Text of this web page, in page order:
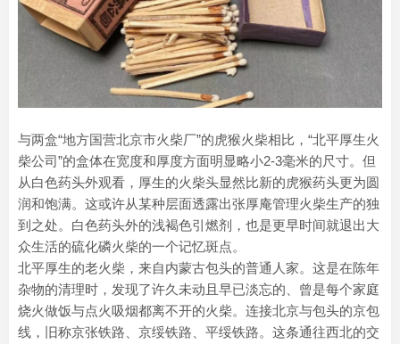
与两盒“地方国营北京市火柴厂”的虎猴火柴相比，“北平厚生火
柴公司”的盒体在宽度和厚度方面明显略小2-3毫米的尺寸。但
从白色药头外观看，厚生的火柴头显然比新的虎猴药头更为圆
润和饱满。这或许从某种层面透露出张厚庵管理火柴生产的独
到之处。白色药头外的浅褐色引燃剂，也是更早时间就退出大
众生活的硫化磷火柴的一个记忆斑点。
北平厚生的老火柴，来自内蒙古包头的普通人家。这是在陈年
杂物的清理时，发现了许久未动且早已淡忘的、曾是每个家庭
烧火做饭与点火吸烟都离不开的火柴。连接北京与包头的京包
线，旧称京张铁路、京绥铁路、平绥铁路。这条通往西北的交